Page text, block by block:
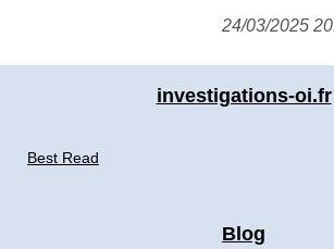
24/03/2025
investigations-oi.fr
Best Read
Blog